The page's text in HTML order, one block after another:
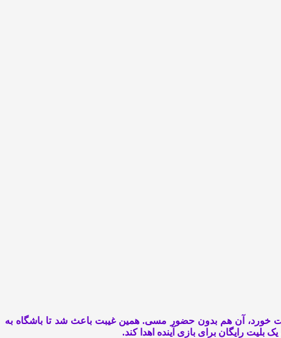
این تیم تگزاسی روز یکشنبه با نتیجه سنگین ۱-۴ مقابل اینتر میامی شکست خورد، آن هم بدون حضور مسی. همین غیبت باعث شد تا باشگاه به
بلیت رایگان برای بازی آینده اهدا کند.